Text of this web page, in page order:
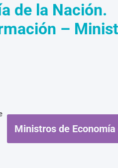
de la Nación.
–
Ministros de